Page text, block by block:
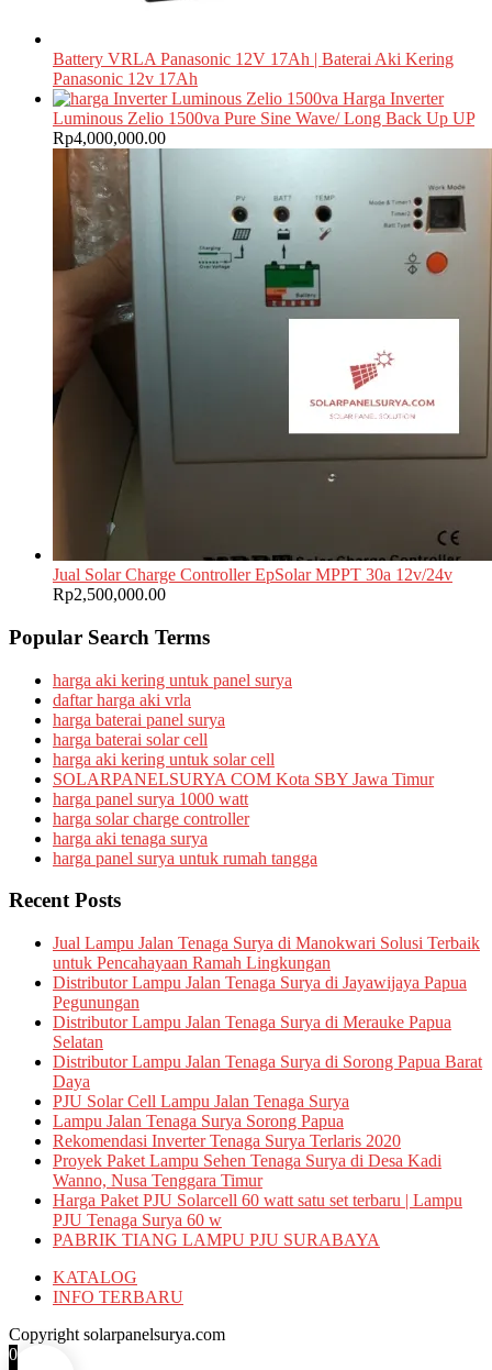
Battery VRLA Panasonic 12V 17Ah | Baterai Aki Kering
Panasonic 12v 17Ah
Harga Inverter
Luminous Zelio 1500va Pure Sine Wave/ Long Back Up UP
Rp4,000,000.00
Jual Solar Charge Controller EpSolar MPPT 30a 12v/24v
Rp2,500,000.00
Popular Search Terms
harga aki kering untuk panel surya
daftar harga aki vrla
harga baterai panel surya
harga baterai solar cell
harga aki kering untuk solar cell
SOLARPANELSURYA COM Kota SBY Jawa Timur
harga panel surya 1000 watt
harga solar charge controller
harga aki tenaga surya
harga panel surya untuk rumah tangga
Recent Posts
Jual Lampu Jalan Tenaga Surya di Manokwari Solusi Terbaik
untuk Pencahayaan Ramah Lingkungan
Distributor Lampu Jalan Tenaga Surya di Jayawijaya Papua
Pegunungan
Distributor Lampu Jalan Tenaga Surya di Merauke Papua
Selatan
Distributor Lampu Jalan Tenaga Surya di Sorong Papua Barat
Daya
PJU Solar Cell Lampu Jalan Tenaga Surya
Lampu Jalan Tenaga Surya Sorong Papua
Rekomendasi Inverter Tenaga Surya Terlaris 2020
Proyek Paket Lampu Sehen Tenaga Surya di Desa Kadi
Wanno, Nusa Tenggara Timur
Harga Paket PJU Solarcell 60 watt satu set terbaru | Lampu
PJU Tenaga Surya 60 w
PABRIK TIANG LAMPU PJU SURABAYA
KATALOG
INFO TERBARU
Copyright solarpanelsurya.com
0